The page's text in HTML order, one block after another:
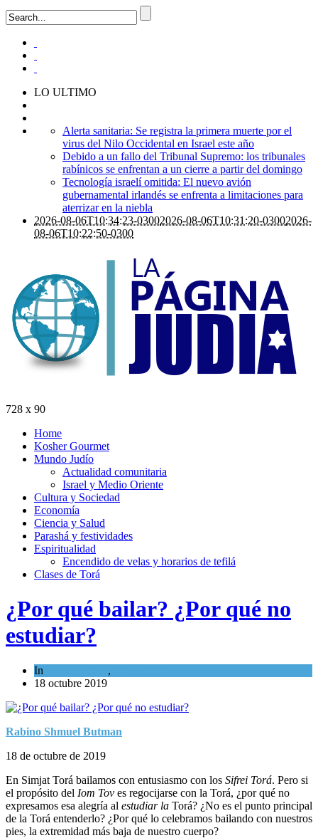
LO ULTIMO
Alerta sanitaria: Se registra la primera muerte por el
virus del Nilo Occidental en Israel este año
Debido a un fallo del Tribunal Supremo: los tribunales
rabínicos se enfrentan a un cierre a partir del domingo
Tecnología israelí omitida: El nuevo avión
gubernamental irlandés se enfrenta a limitaciones para
aterrizar en la niebla
2026-08-06T10:34:23-03002026-08-06T10:31:20-03002026-
08-06T10:22:50-0300
728 x 90
Home
Kosher Gourmet
Mundo Judío
Actualidad comunitaria
Israel y Medio Oriente
Cultura y Sociedad
Economía
Ciencia y Salud
Parashá y festividades
Espiritualidad
Encendido de velas y horarios de tefilá
Clases de Torá
¿Por qué bailar? ¿Por qué no
estudiar?
In ,
18 octubre 2019
Rabino Shmuel Butman
18 de octubre de 2019
En Simjat Torá bailamos con entusiasmo con los Sifrei Torá. Pero si
el propósito del Iom Tov es regocijarse con la Torá, ¿por qué no
expresamos esa alegría al estudiar la Torá? ¿No es el punto principal
de la Torá entenderlo? ¿Por qué lo celebramos bailando con nuestros
pies, la extremidad más baja de nuestro cuerpo?